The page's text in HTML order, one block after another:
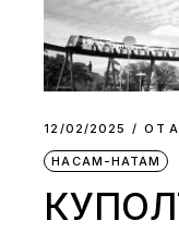
12/02/2025 ОТ
НАСАМ-НАТАМ